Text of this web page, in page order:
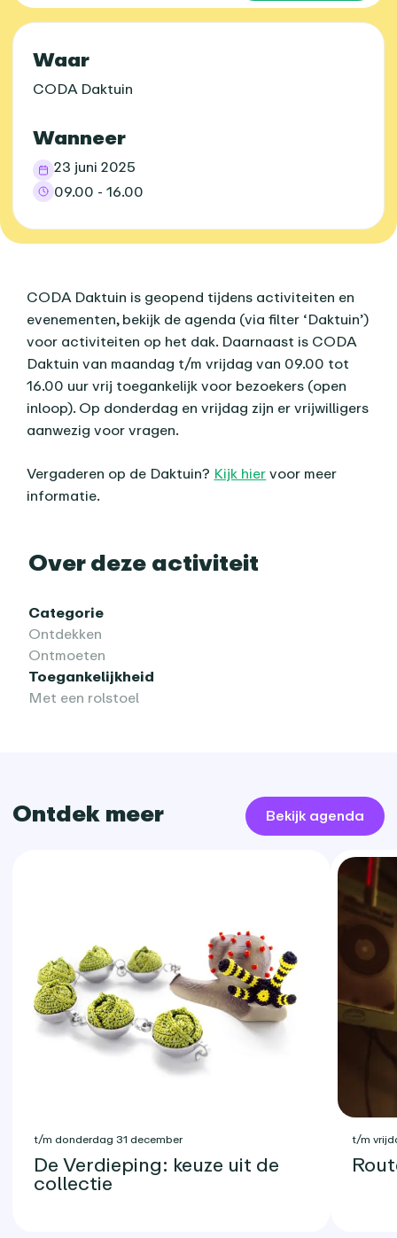
Praktische informatie
Waar
CODA Daktuin
Wanneer
23 juni 2025
09.00 - 16.00
Over dit agenda-item
CODA Daktuin is geopend tijdens activiteiten en
evenementen, bekijk de agenda (via filter ‘Daktuin’)
voor activiteiten op het dak. Daarnaast is CODA
Daktuin van maandag t/m vrijdag van 09.00 tot
16.00 uur vrij toegankelijk voor bezoekers (open
inloop). Op donderdag en vrijdag zijn er vrijwilligers
aanwezig voor vragen.
Vergaderen op de Daktuin? Kijk hier voor meer
informatie.
Over deze activiteit
Categorie
Ontdekken
Ontmoeten
Toegankelijkheid
Met een rolstoel
Ontdek meer Bekijk agenda
t/m donderdag 31 december
De Verdieping: keuze uit de
collectie
t/m